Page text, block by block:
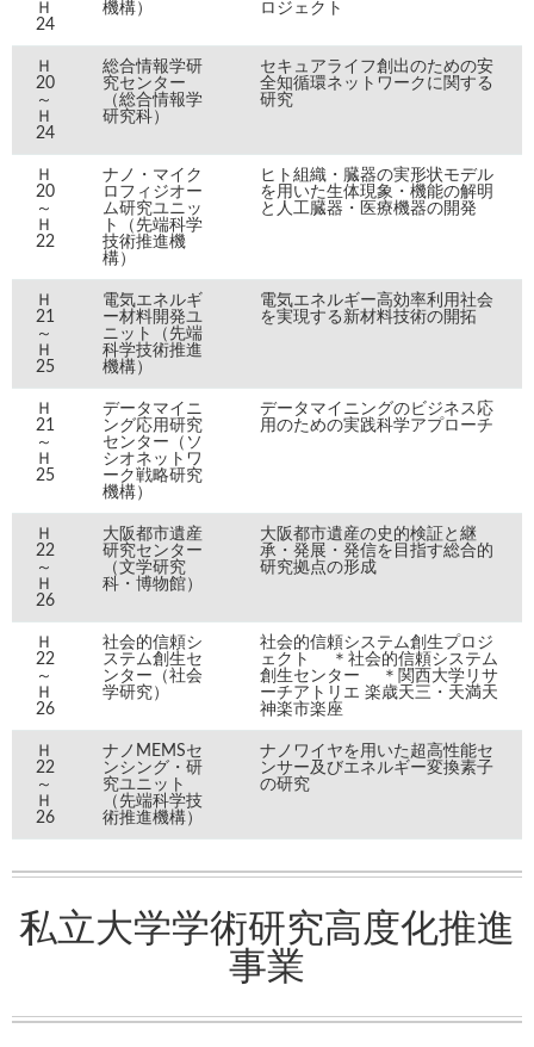
Ｈ
24
機構） ロジェクト
Ｈ
20
～
Ｈ
24
総合情報学研
究センター
（総合情報学
研究科）
セキュアライフ創出のための安
全知循環ネットワークに関する
研究
Ｈ
20
～
Ｈ
22
ナノ・マイク
ロフィジオー
ム研究ユニッ
ト（先端科学
技術推進機
構）
ヒト組織・臓器の実形状モデル
を用いた生体現象・機能の解明
と人工臓器・医療機器の開発
Ｈ
21
～
Ｈ
25
電気エネルギ
ー材料開発ユ
ニット（先端
科学技術推進
機構）
電気エネルギー高効率利用社会
を実現する新材料技術の開拓
Ｈ
21
～
Ｈ
25
データマイニ
ング応用研究
センター（ソ
シオネットワ
ーク戦略研究
機構）
データマイニングのビジネス応
用のための実践科学アプローチ
Ｈ
22
～
Ｈ
26
大阪都市遺産
研究センター
（文学研究
科・博物館）
大阪都市遺産の史的検証と継
承・発展・発信を目指す総合的
研究拠点の形成
Ｈ
22
～
Ｈ
26
社会的信頼シ
ステム創生セ
ンター（社会
学研究）
社会的信頼システム創生プロジ
ェクト ＊社会的信頼システム
創生センター ＊関西大学リサ
ーチアトリエ 楽歳天三・天満天
神楽市楽座
Ｈ
22
～
Ｈ
26
ナノMEMSセ
ンシング・研
究ユニット
（先端科学技
術推進機構）
ナノワイヤを用いた超高性能セ
ンサー及びエネルギー変換素子
の研究
私立大学学術研究高度化推進
事業